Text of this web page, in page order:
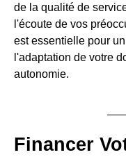
de la qualité de
l'écoute de vos
est essentielle pour
l'adaptation de votre
autonomie.
Financer